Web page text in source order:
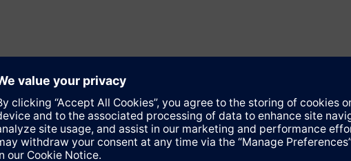
Idioma Código